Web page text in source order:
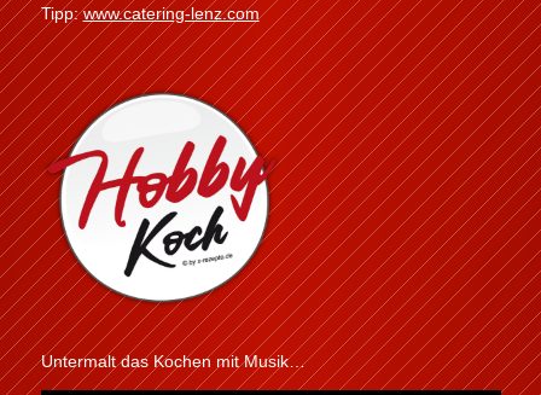
Tipp:www.catering-lenz.com
Untermalt das Kochen mit Musik…